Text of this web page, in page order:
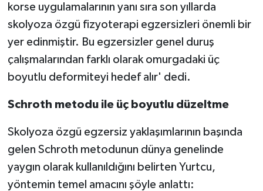
korse uygulamalarının yanı sıra son yıllarda
skolyoza özgü fizyoterapi egzersizleri önemli bir
yer edinmiştir. Bu egzersizler genel duruş
çalışmalarından farklı olarak omurgadaki üç
boyutlu deformiteyi hedef alır' dedi.
Schroth metodu ile üç boyutlu düzeltme
Skolyoza özgü egzersiz yaklaşımlarının başında
gelen Schroth metodunun dünya genelinde
yaygın olarak kullanıldığını belirten Yurtcu,
yöntemin temel amacını şöyle anlattı: